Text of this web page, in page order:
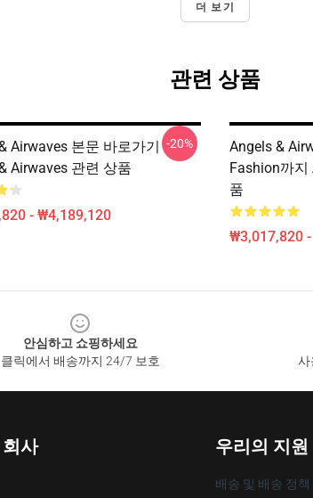
더 보기
관련 상품
Airwaves 본문 바로가기
Airwaves 관련 상품
- ₩4,189,120
-20%
Angels &
Fashion까지
품
₩3,017,820
안심하고 쇼핑하세요
클릭에서 배송까지 24/7 보호
사
사 우리의 지원
배송 및 배송 정책